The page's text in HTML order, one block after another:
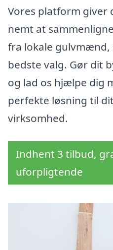
Vores platform giver
nemt at
fra lokale
bedste valg. Gør dit
og lad os hjælpe dig
perfekte løsning til
virksomhed.
Indhent 3 tilbud,
uforpligtende